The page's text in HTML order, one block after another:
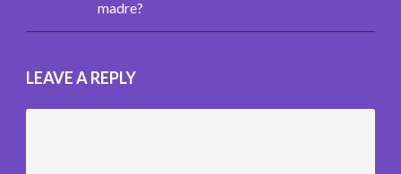
madre?
LEAVE A REPLY